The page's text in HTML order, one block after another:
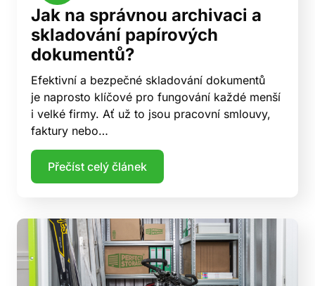
Jak na správnou archivaci a
skladování papírových
dokumentů?
Efektivní a bezpečné skladování dokumentů
je naprosto klíčové pro fungování každé menší
i velké firmy. Ať už to jsou pracovní smlouvy,
faktury nebo…
Přečíst celý článek